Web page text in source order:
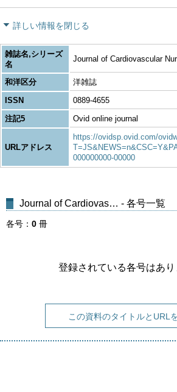
詳しい情報を閉じる
雑誌名,シリーズ
名
Journal of Cardiovascular
和洋区分
洋雑誌
ISSN
0889-4655
注記5
Ovid online journal
URLアドレス
https://ovidsp.ovid.com/
000000000-00000
Journal of Cardiovas… - 各号一覧
各号 0 冊
登録されている各号はあり
この資料のタイトルとURL